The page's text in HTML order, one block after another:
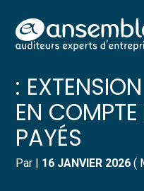
Aller
au
Créer et reprendre une
Gérer votre quotidien
Piloter votre entreprise
Développer votre
Pilotez votre gestion
Suivre votre comptabilité
Gérer vos ressources
Dématérialiser vos
HEURES
:
EN
PAYÉS
Par | 16 JANVIER 2026 (